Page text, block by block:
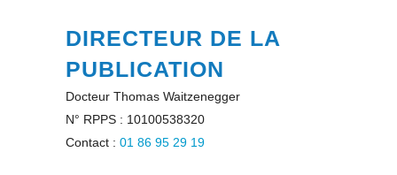
DIRECTEUR DE LA
PUBLICATION
Docteur Thomas Waitzenegger
N° RPPS : 10100538320
Contact : 01 86 95 29 19